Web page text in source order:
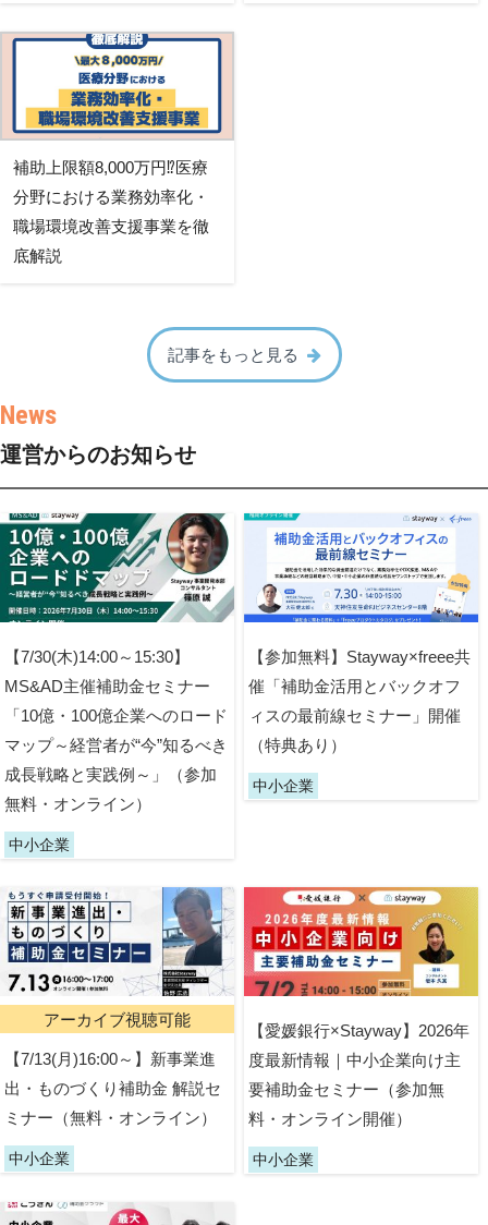
補助上限額8,000万円⁉医療
分野における業務効率化・
職場環境改善支援事業を徹
底解説
記事をもっと見る
運営からのお知らせ
【7/30(木)14:00～15:30】
MS&AD主催補助金セミナー
「10億・100億企業へのロード
マップ～経営者が“今”知るべき
成長戦略と実践例～」（参加
無料・オンライン）
中小企業
【参加無料】Stayway×freee共
催「補助金活用とバックオフ
ィスの最前線セミナー」開催
（特典あり）
中小企業
アーカイブ視聴可能
【7/13(月)16:00～】新事業進
出・ものづくり補助金 解説セ
ミナー（無料・オンライン）
中小企業
【愛媛銀行×Stayway】2026年
度最新情報｜中小企業向け主
要補助金セミナー（参加無
料・オンライン開催）
中小企業